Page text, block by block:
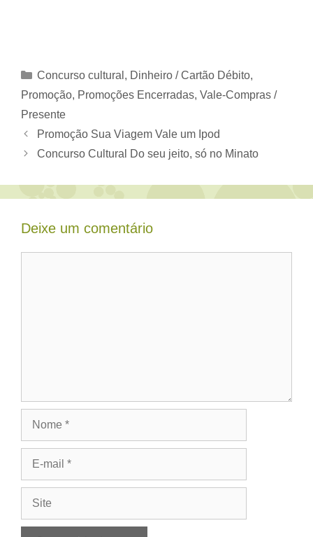
Categorias
Concurso cultural , Dinheiro / Cartão Débito,
Promoção, Promoções Encerradas, Vale-Compras /
Presente
Promoção Sua Viagem Vale um Ipod
Concurso Cultural Do seu jeito, só no Minato
Deixe um comentário